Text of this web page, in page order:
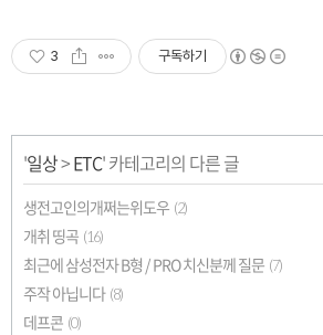
3 구독하기
'일상>ETC' 카테고리의 다른 글
생전고인의개쩌는위도우 (2)
개취 띵곡 (16)
최근에 삼성전자 B형 / PRO 치신분께 질문 (7)
주작 아닙니다 (8)
데프콘 (0)